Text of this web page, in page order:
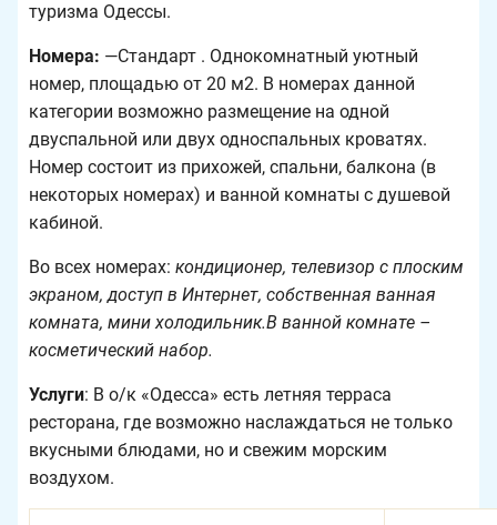
туризма Одессы.
Номера: —Стандарт . Однокомнатный уютный
номер, площадью от 20 м2. В номерах данной
категории возможно размещение на одной
двуспальной или двух односпальных кроватях.
Номер состоит из прихожей, спальни, балкона (в
некоторых номерах) и ванной комнаты с душевой
кабиной.
Во всех номерах: кондиционер, телевизор с плоским
экраном, доступ в Интернет, собственная ванная
комната, мини холодильник.В ванной комнате –
косметический набор.
Услуги: В о/к «Одесса» есть летняя терраса
ресторана, где возможно наслаждаться не только
вкусными блюдами, но и свежим морским
воздухом.